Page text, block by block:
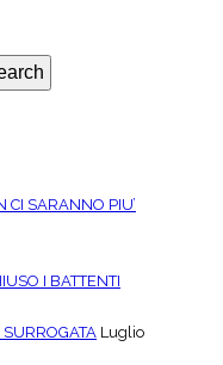
CI SARANNO PIU’
I BATTENTI
Luglio